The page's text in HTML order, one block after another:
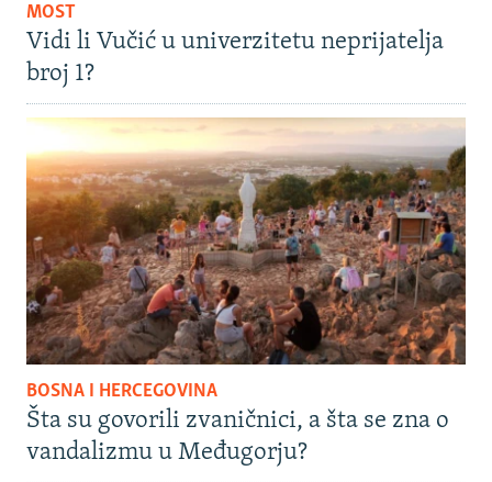
MOST
Vidi li Vučić u univerzitetu neprijatelja
broj 1?
BOSNA I HERCEGOVINA
Šta su govorili zvaničnici, a šta se zna o
vandalizmu u Međugorju?